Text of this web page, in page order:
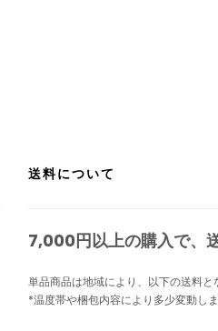
送料について
7,000円以上の購入で、
単品商品は地域により、以下の送料と
*温度帯や梱包内容により多少変動し